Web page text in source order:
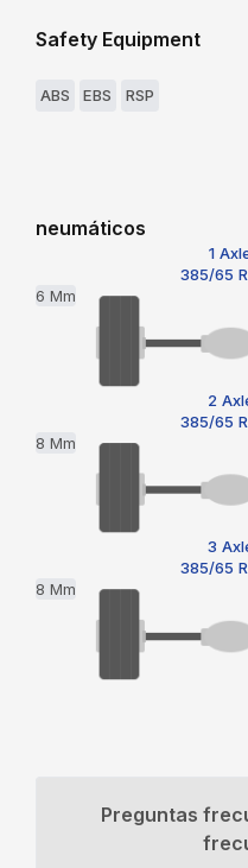
Safety Equipment
ABS EBS RSP
neumáticos
1
385/65
6 Mm
2
385/65
8 Mm
3
385/65
8 Mm
Preguntas